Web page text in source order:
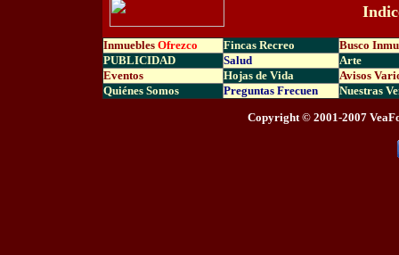
Inmuebles Ofrezco Fincas Recreo
Busco
PUBLICIDAD
Salud
Arte
Eventos
Hojas de Vida
Avisos
Quiénes Somos
Preguntas Frecuen
Nuestras
Copyright © 2001-2007